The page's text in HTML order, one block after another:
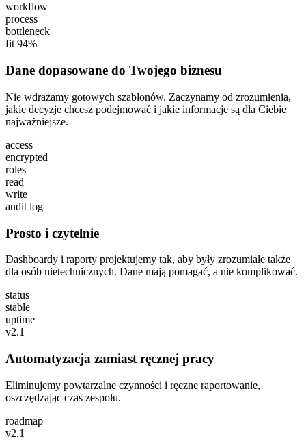
workflow
process
bottleneck
fit 94%
Dane dopasowane do Twojego biznesu
Nie wdrażamy gotowych szablonów. Zaczynamy od zrozumienia,
jakie decyzje chcesz podejmować i jakie informacje są dla Ciebie
najważniejsze.
access
encrypted
roles
read
write
audit log
Prosto i czytelnie
Dashboardy i raporty projektujemy tak, aby były zrozumiałe także
dla osób nietechnicznych. Dane mają pomagać, a nie komplikować.
status
stable
uptime
v2.1
Automatyzacja zamiast ręcznej pracy
Eliminujemy powtarzalne czynności i ręczne raportowanie,
oszczędzając czas zespołu.
roadmap
v2.1